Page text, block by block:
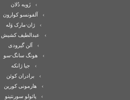
زَویه دُلان
آلفونسو کوارون
ژان-مارک وَله
عبدالطیف کشیش
آلن گیرودی
هونگ سانگ-سو
جیا ژانکه
برادران کوئن
هارمونی کورین
پائولو سورنتینو